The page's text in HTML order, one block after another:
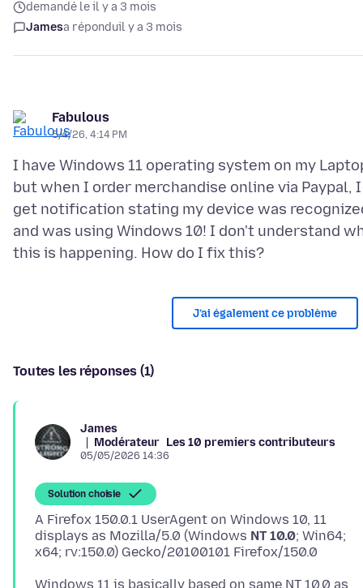
demandé le il y a 3 mois
Jamesa réponduil y a 3 mois
Fabulous
5/4/26, 4:14 PM
I have Windows 11 operating system on my
but when I order merchandise online via Paypal, I
get notification stating my device was
and was using Windows 10! I don't understand
J’ai également ce problème
Toutes les réponses (1)
James
Modérateur Les 10 premiers contributeurs
05/05/2026 14:36
Solution choisie
A Firefox 150.0.1 UserAgent on Windows 10, 11
displays as Mozilla/5.0 (Windows NT 10.0; Win64;
Windows 11 is basically based on same NT 10.0 as